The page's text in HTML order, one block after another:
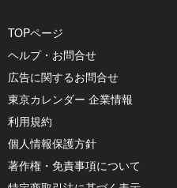
TOPページ
ヘルプ・お問合せ
広告に関するお問合せ
東京カレンダー 企業情報
利用規約
個人情報保護方針
著作権・免責事項について